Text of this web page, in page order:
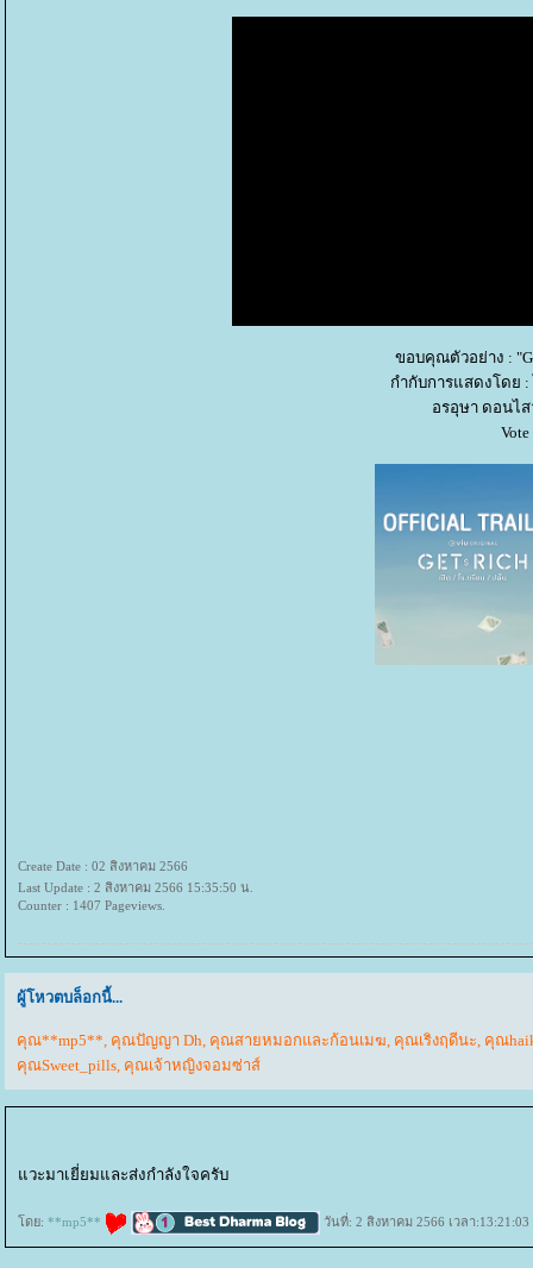
ขอบคุณตัวอย่าง :
กำกับการแสดงโดย
อรอุษา ดอนไ
Create Date : 02 สิงหาคม 2566
Last Update : 2 สิงหาคม 2566 15:35:50 น.
Counter : 1407 Pageviews.
ผู้โหวตบล็อกนี้...
คุณ**mp5**, คุณปัญญา Dh, คุณสายหมอกและก้อนเมฆ, คุณเริงฤดีนะ, คุณ
คุณSweet_pills, คุณเจ้าหญิงจอมซ่าส์
วะมาเยี่ยมและส่งกำลังใจครับ
ดย: **mp5** วันที่: 2 สิงหาคม 2566 เวลา